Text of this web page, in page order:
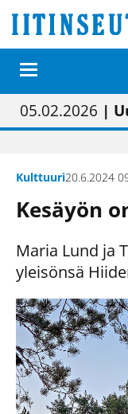
01.02.2026 |
05.02.2026 |
23.04.2026 |
09.05.2026|
Kulttuuri20.6.2024
Kesäyön
Maria Lund ja
yleisönsä